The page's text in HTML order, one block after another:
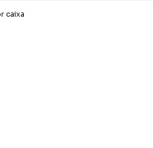
caixa